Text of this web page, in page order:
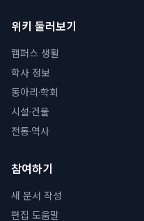
위키 둘러보기
캠퍼스 생활
학사 정보
동아리·학회
시설·건물
전통·역사
참여하기
새 문서 작성
편집 도움말